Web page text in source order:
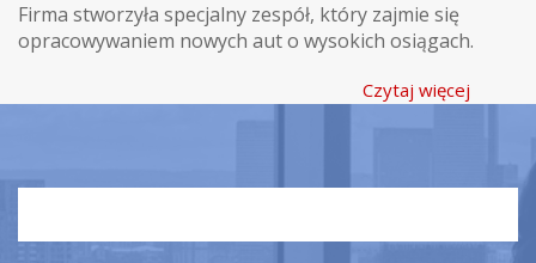
Firma stworzyła specjalny zespół, który zajmie się
opracowywaniem nowych aut o wysokich osiągach.
Czytaj więcej